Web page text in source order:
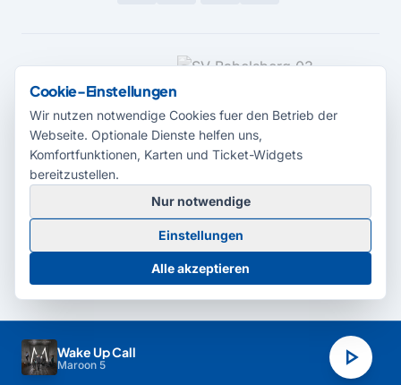
Wake Up Call
Maroon 5 play_arrow
MEDIENPARTNER
© 2026 Radio Potsdam. Webseite entwickelt durch dieMedienagentur
Babelsberg
BarrierefreiheitserklärungAGBDatenschutzImpressum
Cookie-Einstellungen
Cookie-Einstellungen
Wir nutzen notwendige Cookies fuer den Betrieb der
Webseite. Optionale Dienste helfen uns,
Komfortfunktionen, Karten und Ticket-Widgets
bereitzustellen.
Nur notwendige
Einstellungen
Alle akzeptieren